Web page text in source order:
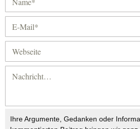
Ihre Argumente, Gedanken oder